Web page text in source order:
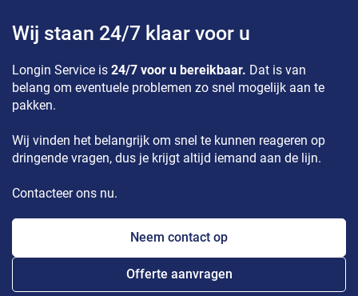
Wij staan 24/7 klaar voor u
Longin Service is 24/7 voor u bereikbaar. Dat is van
belang om eventuele problemen zo snel mogelijk aan te
pakken.
Wij vinden het belangrijk om snel te kunnen reageren op
dringende vragen, dus je krijgt altijd iemand aan de lijn.
Contacteer ons nu.
Neem contact op
Offerte aanvragen